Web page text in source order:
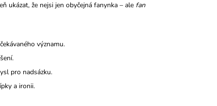
ukázat, že nejsi jen obyčejná fanynka – ale fan
významu.
pro nadsázku.
a ironii.